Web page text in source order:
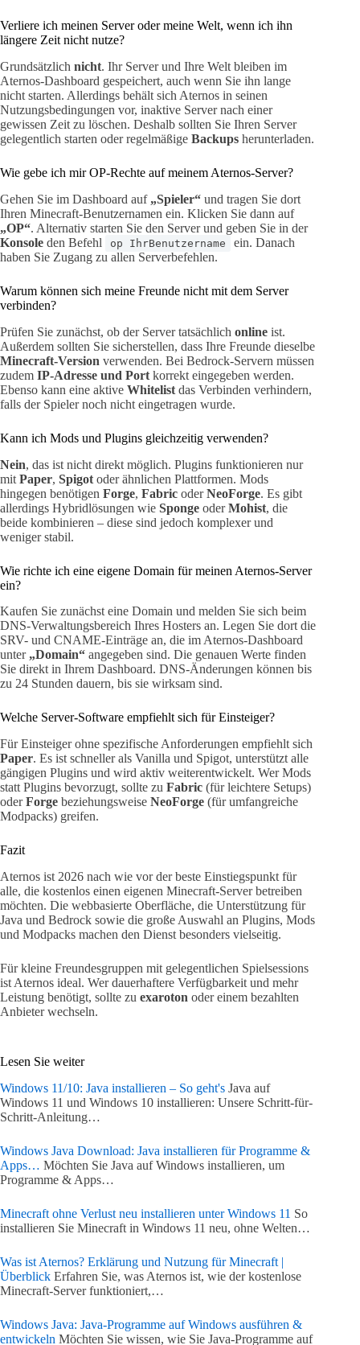
Verliere ich meinen Server oder meine Welt, wenn ich ihn
längere Zeit nicht nutze?
Grundsätzlich nicht. Ihr Server und Ihre Welt bleiben im
Aternos-Dashboard gespeichert, auch wenn Sie ihn lange
nicht starten. Allerdings behält sich Aternos in seinen
Nutzungsbedingungen vor, inaktive Server nach einer
gewissen Zeit zu löschen. Deshalb sollten Sie Ihren Server
gelegentlich starten oder regelmäßige Backups herunterladen.
Wie gebe ich mir OP-Rechte auf meinem Aternos-Server?
Gehen Sie im Dashboard auf „Spieler“ und tragen Sie dort
Ihren Minecraft-Benutzernamen ein. Klicken Sie dann auf
„OP“. Alternativ starten Sie den Server und geben Sie in der
Konsole den Befehl op IhrBenutzername
ein. Danach
haben Sie Zugang zu allen Serverbefehlen.
Warum können sich meine Freunde nicht mit dem Server
verbinden?
Prüfen Sie zunächst, ob der Server tatsächlich online ist.
Außerdem sollten Sie sicherstellen, dass Ihre Freunde dieselbe
Minecraft-Version verwenden. Bei Bedrock-Servern müssen
zudem IP-Adresse und Port korrekt eingegeben werden.
Ebenso kann eine aktive Whitelist das Verbinden verhindern,
falls der Spieler noch nicht eingetragen wurde.
Kann ich Mods und Plugins gleichzeitig verwenden?
Nein, das ist nicht direkt möglich. Plugins funktionieren nur
mit Paper, Spigot oder ähnlichen Plattformen. Mods
hingegen benötigen Forge, Fabric oderNeoForge. Es gibt
allerdings Hybridlösungen wie Sponge oderMohist, die
beide kombinieren – diese sind jedoch komplexer und
weniger stabil.
Wie richte ich eine eigene Domain für meinen Aternos-Server
ein?
Kaufen Sie zunächst eine Domain und melden Sie sich beim
DNS-Verwaltungsbereich Ihres Hosters an. Legen Sie dort die
SRV- und CNAME-Einträge an, die im Aternos-Dashboard
unter „Domain“ angegeben sind. Die genauen Werte finden
Sie direkt in Ihrem Dashboard. DNS-Änderungen können bis
zu 24 Stunden dauern, bis sie wirksam sind.
Welche Server-Software empfiehlt sich für Einsteiger?
Für Einsteiger ohne spezifische Anforderungen empfiehlt sich
Paper. Es ist schneller als Vanilla und Spigot, unterstützt alle
gängigen Plugins und wird aktiv weiterentwickelt. Wer Mods
statt Plugins bevorzugt, sollte zu Fabric (für leichtere Setups)
oderForge beziehungsweise NeoForge (für umfangreiche
Modpacks) greifen.
Fazit
Aternos ist 2026 nach wie vor der beste Einstiegspunkt für
alle, die kostenlos einen eigenen Minecraft-Server betreiben
möchten. Die webbasierte Oberfläche, die Unterstützung für
Java und Bedrock sowie die große Auswahl an Plugins, Mods
und Modpacks machen den Dienst besonders vielseitig.
Für kleine Freundesgruppen mit gelegentlichen Spielsessions
ist Aternos ideal. Wer dauerhaftere Verfügbarkeit und mehr
Leistung benötigt, sollte zu exaroton oder einem bezahlten
Anbieter wechseln.
Lesen Sie weiter
Windows 11/10: Java installieren – So geht's Java auf
Windows 11 und Windows 10 installieren: Unsere Schritt-für-
Schritt-Anleitung…
Windows Java Download: Java installieren für Programme &
Apps… Möchten Sie Java auf Windows installieren, um
Programme & Apps…
Minecraft ohne Verlust neu installieren unter Windows 11 So
installieren Sie Minecraft in Windows 11 neu, ohne Welten…
Was ist Aternos? Erklärung und Nutzung für Minecraft |
Überblick Erfahren Sie, was Aternos ist, wie der kostenlose
Minecraft-Server funktioniert,…
Windows Java: Java-Programme auf Windows ausführen &
entwickeln Möchten Sie wissen, wie Sie Java-Programme auf